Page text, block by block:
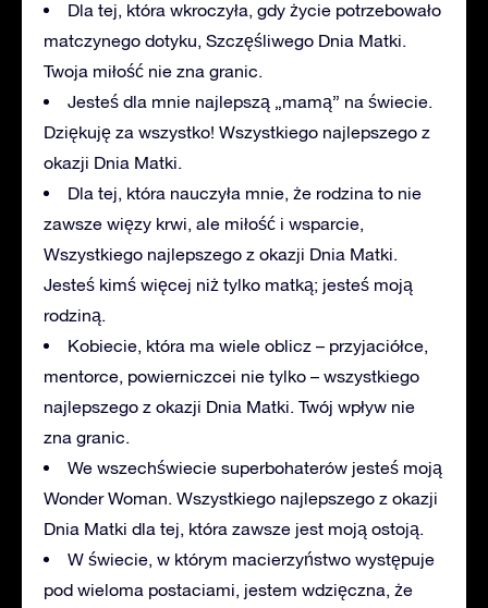
Dla tej, która wkroczyła, gdy życie potrzebowało
matczynego dotyku, Szczęśliwego Dnia Matki.
Twoja miłość nie zna granic.
Jesteś dla mnie najlepszą „mamą” na świecie.
Dziękuję za wszystko! Wszystkiego najlepszego z
okazji Dnia Matki.
Dla tej, która nauczyła mnie, że rodzina to nie
zawsze więzy krwi, ale miłość i wsparcie,
Wszystkiego najlepszego z okazji Dnia Matki.
Jesteś kimś więcej niż tylko matką; jesteś moją
rodziną.
Kobiecie, która ma wiele oblicz – przyjaciółce,
mentorce, powierniczcei nie tylko – wszystkiego
najlepszego z okazji Dnia Matki. Twój wpływ nie
zna granic.
We wszechświecie superbohaterów jesteś moją
Wonder Woman. Wszystkiego najlepszego z okazji
Dnia Matki dla tej, która zawsze jest moją ostoją.
W świecie, w którym macierzyństwo występuje
pod wieloma postaciami, jestem wdzięczna, że